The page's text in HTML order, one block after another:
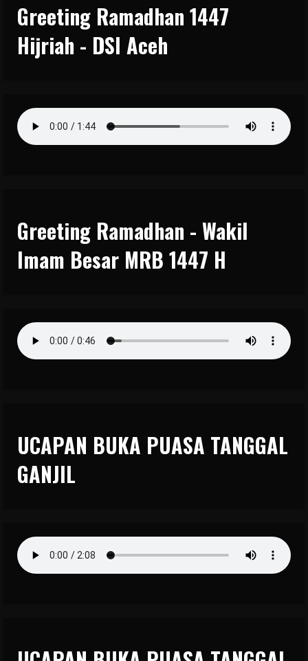
Greeting Ramadhan 1447
Hijriah - DSI Aceh
Greeting Ramadhan - Wakil
Imam Besar MRB 1447 H
UCAPAN BUKA PUASA TANGGAL
GANJIL